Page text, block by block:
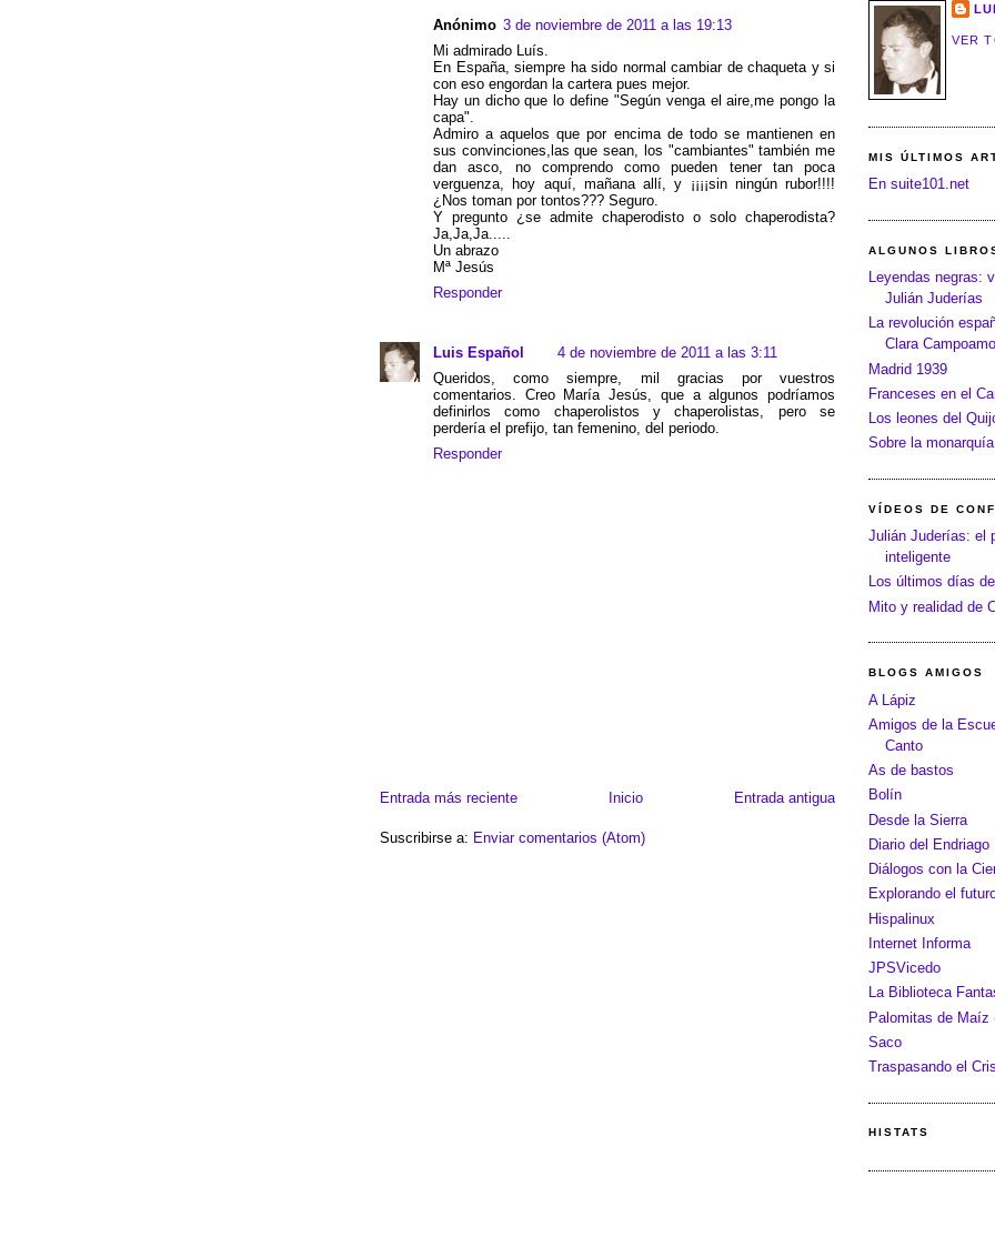
Anónimo 3 de noviembre de 2011 a las 19:13
Mi admirado Luís.
En España, siempre ha sido normal cambiar de chaqueta y si
con eso engordan la cartera pues mejor.
Hay un dicho que lo define "Según venga el aire,me pongo la
capa".
Admiro a aquelos que por encima de todo se mantienen en
sus convinciones,las que sean, los "cambiantes" también me
dan asco, no comprendo como pueden tener tan poca
verguenza, hoy aquí, mañana allí, y ¡¡¡¡sin ningún rubor!!!!
¿Nos toman por tontos??? Seguro.
Y pregunto ¿se admite chaperodisto o solo chaperodista?
Ja,Ja,Ja.....
Un abrazo
Mª Jesús
Responder
Luis Español
4 de noviembre de 2011 a las 3:11
Queridos, como siempre, mil gracias por vuestros
comentarios. Creo María Jesús, que a algunos podríamos
definirlos como chaperolistos y chaperolistas, pero se
perdería el prefijo, tan femenino, del periodo.
Responder
Entrada más reciente Entrada antigua
Inicio
Suscribirse a: Enviar comentarios (Atom)
VER
MIS ÚLTIMOS
En suite101.net
ALGUNOS
Leyendas negras:
Julián Juderías
La revolución
Clara
Madrid 1939
Franceses en el
Los leones del
Sobre la monarquía
VÍDEOS DE
Julián Juderías: el
inteligente
Los últimos días
Mito y realidad de
BLOGS AMIGOS
A Lápiz
Amigos de la
Canto
As de bastos
Bolín
Desde la Sierra
Diario del Endriago
Diálogos con la
Explorando el
Hispalinux
Internet Informa
JPSVicedo
La Biblioteca
Palomitas de Maíz
Saco
Traspasando el
HISTATS